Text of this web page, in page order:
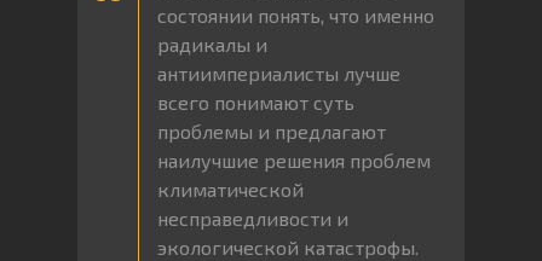
состоянии понять, что именно
радикалы и
антиимпериалисты лучше
всего понимают суть
проблемы и предлагают
наилучшие решения проблем
климатической
несправедливости и
экологической катастрофы.